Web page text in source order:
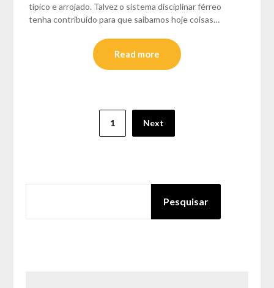
típico e arrojado. Talvez o sistema disciplinar férreo
tenha contribuído para que saibamos hoje coisas…
Read more
1 Next
Pesquisar